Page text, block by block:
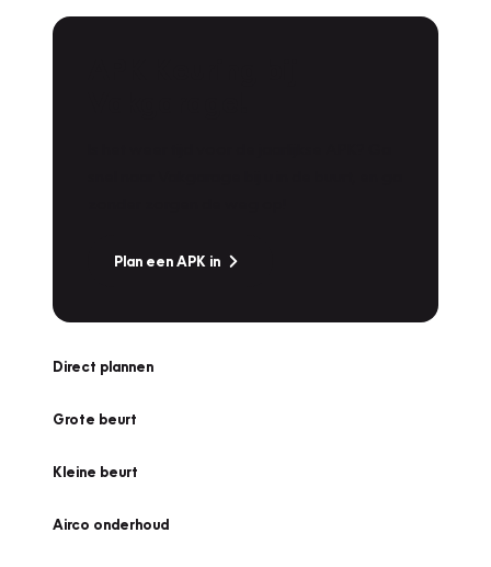
Plan een APK in
Direct plannen
Grote beurt
Kleine beurt
Airco onderhoud